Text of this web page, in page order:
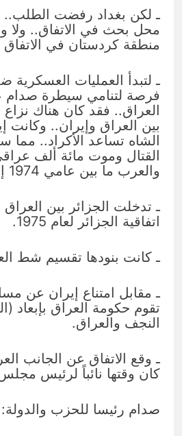
ـ لكن بغداد رفضت
محل بحث في الاتفاق.. ولا
منطقة كردستان في الاتفاق
ـ لتبدأ العمليات العسكرية
فرصة لتنامي سيطرة صدام
العراق.. فقد كان هناك
بين العراق وإيران.. وكانت
الشاه تساعد الأكراد.. مما
القتال وموت مائة ألف
والعرب ما بين عامي 1974 إلى 1975.
ـ تدخلت الجزائر بين
اتفاقية الجزائر لعام 1975.
ـ كانت بنودها تقسيم شط
ـ مقابل امتناع إيران عن
تقوم حكومة العراق بإبعاد
النجف والعراق.
ـ وقع الاتفاق عن الجانب
كان وقتها نائباً لرئيس
صدام رئيسا للحزب والدولة: